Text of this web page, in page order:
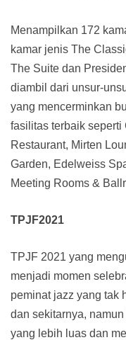
Menampilkan 172
kamar jenis The
The Suite dan
diambil dari unsur-
yang mencerminkan
fasilitas terbaik
Restaurant, Mirten
Garden, Edelweiss
Meeting Rooms &
TPJF2021
TPJF 2021 yang
menjadi momen
peminat jazz yang tak
dan sekitarnya,
yang lebih luas dan